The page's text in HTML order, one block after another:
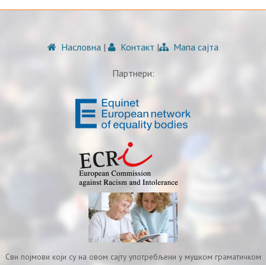
Насловна | Контакт | Мапа сајта
Партнери:
Сви појмови који су на овом сајту употребљени у мушком граматичком